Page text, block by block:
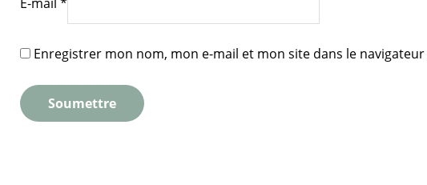
Enregistrer mon nom, mon e-mail et mon site dans le